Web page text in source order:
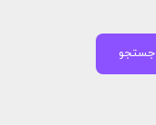
جستجو